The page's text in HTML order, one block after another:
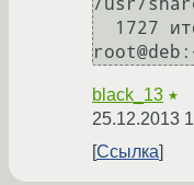
/usr/
black_13 ★
25.12.2013
Ссылка